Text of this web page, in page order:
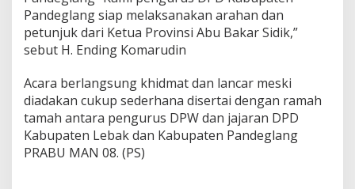
Pandeglang siap melaksanakan arahan dan
petunjuk dari Ketua Provinsi Abu Bakar Sidik,”
sebut H. Ending Komarudin
Acara berlangsung khidmat dan lancar meski
diadakan cukup sederhana disertai dengan ramah
tamah antara pengurus DPW dan jajaran DPD
Kabupaten Lebak dan Kabupaten Pandeglang
PRABU MAN 08. (PS)